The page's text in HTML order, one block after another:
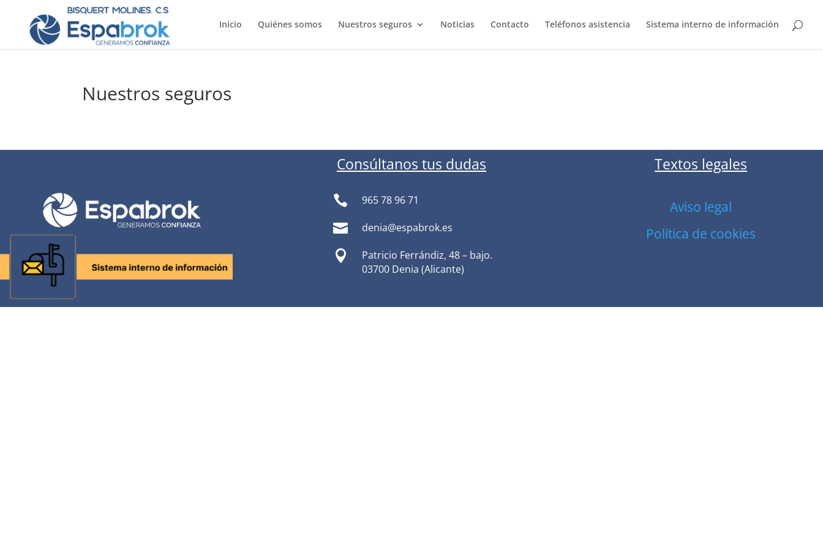
Inicio Quiénes somos Nuestros seguros Noticias Contacto Teléfonos asistencia Sistema interno de información
Nuestros seguros
Consúltanos tus dudas
 965 78 96 71
 denia@espabrok.es

Patricio Ferrándiz, 48 – bajo.
03700 Denia (Alicante)
Textos legales
Aviso legal
Política de cookies